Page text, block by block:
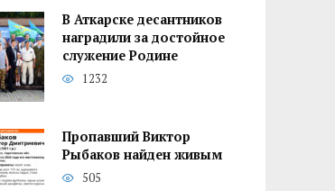
В Аткарске десантников
наградили за достойное
служение Родине
1232
Пропавший Виктор
Рыбаков найден живым
505